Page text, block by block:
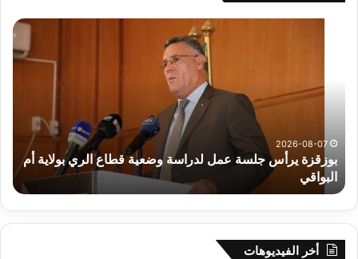
لدراسة
الري
بولاية
البواقي
2026-08-07
بوزقزة يرأس جلسة عمل لدراسة وضعية قطاع الري بولاية أم
البواقي
أخر الفيديوهات